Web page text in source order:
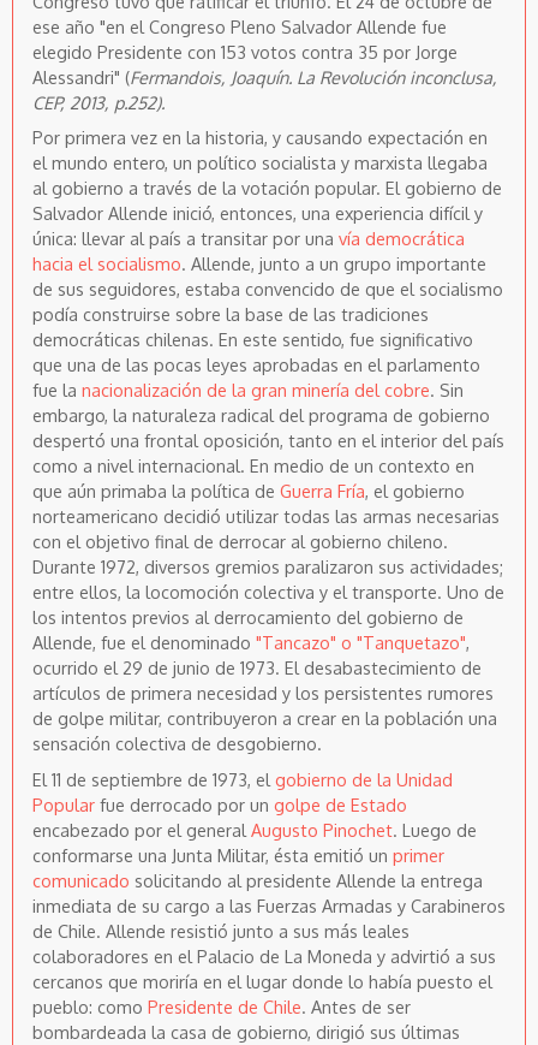
ese año "en el Congreso Pleno Salvador Allende fue
elegido Presidente con 153 votos contra 35 por Jorge
Alessandri" (Fermandois, Joaquín. La Revolución inconclusa,
CEP, 2013, p.252).
Por primera vez en la historia, y causando expectación en
el mundo entero, un político socialista y marxista llegaba
al gobierno a través de la votación popular. El gobierno de
Salvador Allende inició, entonces, una experiencia difícil y
única: llevar al país a transitar por una vía democrática
hacia el socialismo. Allende, junto a un grupo importante
de sus seguidores, estaba convencido de que el socialismo
podía construirse sobre la base de las tradiciones
democráticas chilenas. En este sentido, fue significativo
que una de las pocas leyes aprobadas en el parlamento
fue la nacionalización de la gran minería del cobre. Sin
embargo, la naturaleza radical del programa de gobierno
despertó una frontal oposición, tanto en el interior del país
como a nivel internacional. En medio de un contexto en
que aún primaba la política de Guerra Fría, el gobierno
norteamericano decidió utilizar todas las armas necesarias
con el objetivo final de derrocar al gobierno chileno.
Durante 1972, diversos gremios paralizaron sus actividades;
entre ellos, la locomoción colectiva y el transporte. Uno de
los intentos previos al derrocamiento del gobierno de
Allende, fue el denominado "Tancazo" o "Tanquetazo",
ocurrido el 29 de junio de 1973. El desabastecimiento de
artículos de primera necesidad y los persistentes rumores
de golpe militar, contribuyeron a crear en la población una
sensación colectiva de desgobierno.
El 11 de septiembre de 1973, el gobierno de la Unidad
Popular fue derrocado por un golpe de Estado
encabezado por el general Augusto Pinochet. Luego de
conformarse una Junta Militar, ésta emitió un primer
comunicado solicitando al presidente Allende la entrega
inmediata de su cargo a las Fuerzas Armadas y Carabineros
de Chile. Allende resistió junto a sus más leales
colaboradores en el Palacio de La Moneda y advirtió a sus
cercanos que moriría en el lugar donde lo había puesto el
pueblo: como Presidente de Chile. Antes de ser
bombardeada la casa de gobierno, dirigió sus últimas